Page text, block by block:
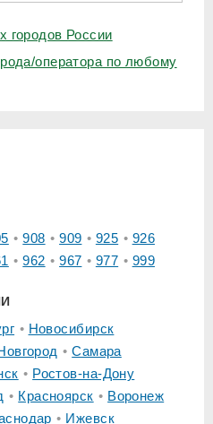
городов России
оператора по любому
908 909 925
926
962 967 977 999
Новосибирск
Самара
Ростов-на-Дону
Красноярск
Воронеж
Ижевск